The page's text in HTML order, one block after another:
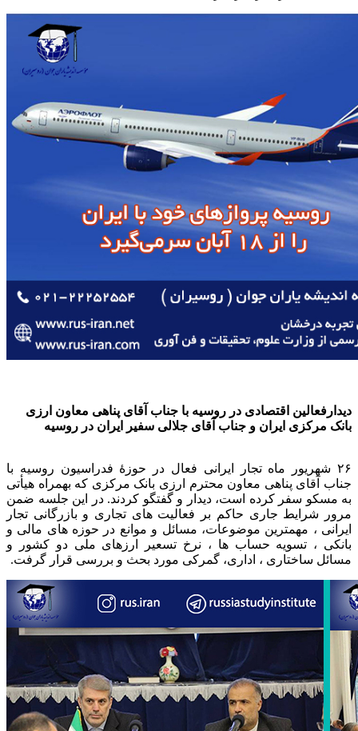
دیدارفعالین اقتصادی در روسیه با جناب آقای پناهی معاون ارزی
بانک مرکزی ایران و جناب آقای جلالی سفیر ایران در روسیه
۲۶ شهریور ماه تجار ایرانی فعال در حوزهٔ فدراسیون روسیه با
جناب آقای پناهی معاون محترم ارزی بانک مرکزی که بهمراه هیأتی
به مسکو سفر کرده است، دیدار و گفتگو کردند. در این جلسه ضمن
مرور شرایط جاری حاکم بر فعالیت های تجاری و بازرگانی تجار
ایرانی ، مهمترین موضوعات، مسائل و موانع در حوزه های مالی و
بانکی ، تسویه حساب ها ، نرخ تسعیر ارزهای ملی دو کشور و
مسائل ساختاری ، اداری، گمرکی مورد بحث و بررسی قرار گرفت.